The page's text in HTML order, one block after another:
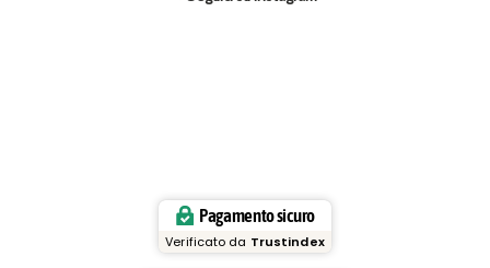
Pagamento sicuro
Verificato da Trustindex